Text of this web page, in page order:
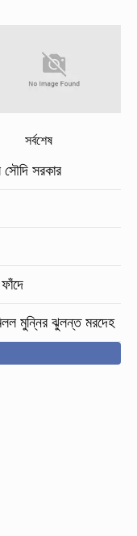
সর্বশেষ
সৌদি সরকার
মুন্নির ঝুলন্ত মরদেহ